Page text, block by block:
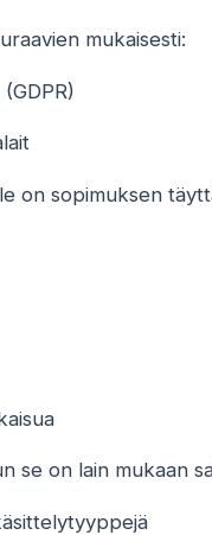
mukaisesti:
on sopimuksen
se on lain mukaan